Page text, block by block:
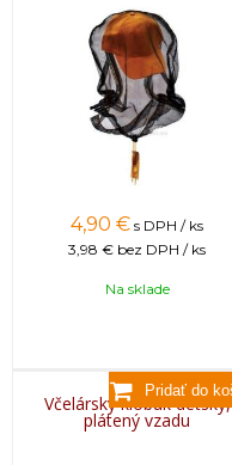
4,90 € s DPH / ks
3,98 € bez DPH / ks
Na sklade
Včelársky klobúk detský,
plátený vzadu